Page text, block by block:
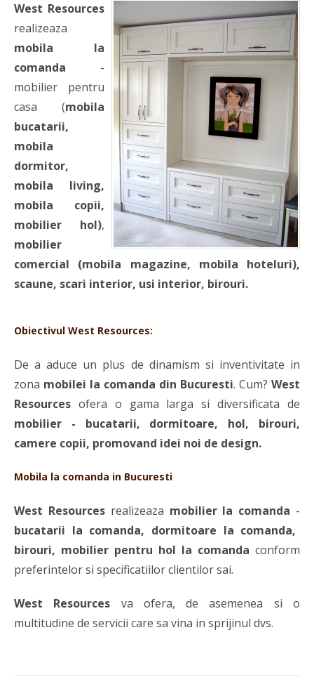
West Resources
realizeaza
mobila la
comanda -
mobilier pentru
casa (mobila
bucatarii,
mobila
dormitor,
mobila living,
mobila copii,
mobilier hol),
mobilier
comercial (mobila magazine, mobila hoteluri),
scaune, scari interior, usi interior, birouri.
Obiectivul West Resources:
De a aduce un plus de dinamism si inventivitate in
zona mobilei la comanda din Bucuresti. Cum? West
Resources ofera o gama larga si diversificata de
mobilier - bucatarii, dormitoare, hol, birouri,
camere copii, promovand idei noi de design.
Mobila la comanda in Bucuresti
West Resourcesrealizeaza mobilier la comanda -
bucatarii la comanda, dormitoare la comanda,
birouri, mobilier pentru hol la comanda conform
preferintelor si specificatiilor clientilor sai.
West Resources va ofera, de asemenea si o
multitudine de servicii care sa vina in sprijinul dvs.